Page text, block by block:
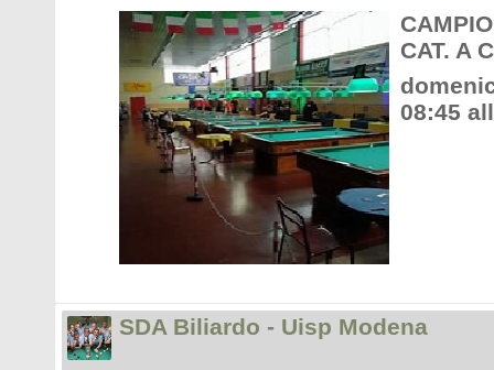
CAT. A
08:45
SDA Biliardo - Uisp Modena